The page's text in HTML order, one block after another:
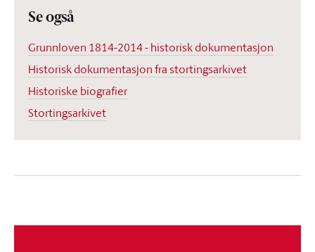
Se også
Grunnloven 1814-2014 - historisk dokumentasjon
Historisk dokumentasjon fra stortingsarkivet
Historiske biografier
Stortingsarkivet